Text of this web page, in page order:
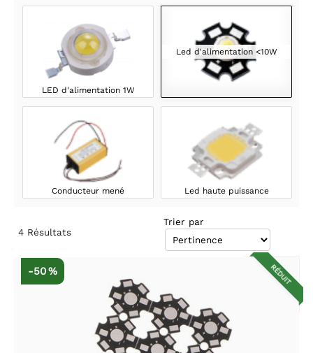
LED d'alimentation 1W
Led d'alimentation <10W
Conducteur mené Led haute puissance
4 Résultats
Trier par
RÉDUIT
-50 %